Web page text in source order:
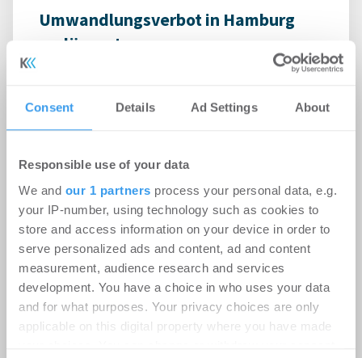
Consent Details Ad Settings About
Responsible use of your data
We and our 1 partners process your personal data, e.g.
your IP-number, using technology such as cookies to
store and access information on your device in order to
serve personalized ads and content, ad and content
measurement, audience research and services
development. You have a choice in who uses your data
and for what purposes. Your privacy choices are only
applicable on this digital property where you have made
Umwandlungsverbot in Hamburg
verlängert
Login für den ganzen Artikel Wenn noch nicht
registriert, erstellen Sie sich jetzt Ihren
Auftragseingang im
Bauhauptgewerbe weiter im
Sinkflug
Wohnen | Märkte - 25.09.2024
Wohnungsbau als Wachstumsmotor braucht